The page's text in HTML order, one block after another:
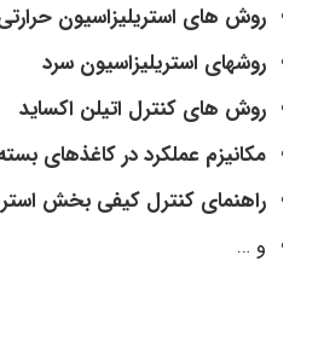
روش های استریلیزاسیون
روشهای استریلیزاسیون سرد
روش های کنترل اتیلن اکساید
مکانیزم عملکرد در کاغذهای
راهنمای کنترل کیفی بخش
و …